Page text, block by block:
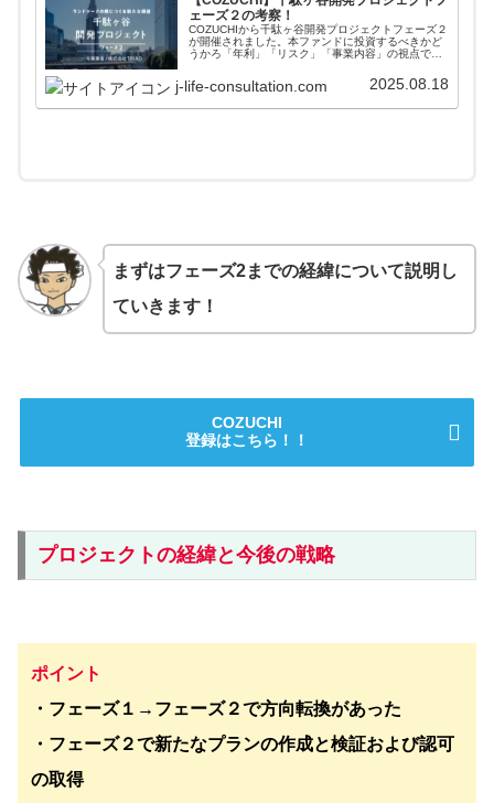
ェーズ２の考察！
COZUCHIから千駄ヶ谷開発プロジェクトフェーズ２
が開催されました。本ファンドに投資するべきかど
うかろ「年利」「リスク」「事業内容」の視点で解
めており、本案件の投資の有無の参考にしていただ
ければ幸いです。
j-life-consultation.com 2025.08.18
まずはフェーズ2までの経緯について説明し
ていきます！
COZUCHI
登録はこちら！！
プロジェクトの経緯と今後の戦略
ポイント
・フェーズ１→フェーズ２で方向転換があった
・フェーズ２で新たなプランの作成と検証および認可
の取得